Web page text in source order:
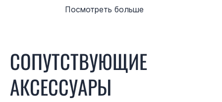
Посмотреть больше
СОПУТСТВУЮЩИЕ
АКСЕССУАРЫ